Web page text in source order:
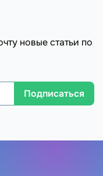
новые статьи по
Подписаться